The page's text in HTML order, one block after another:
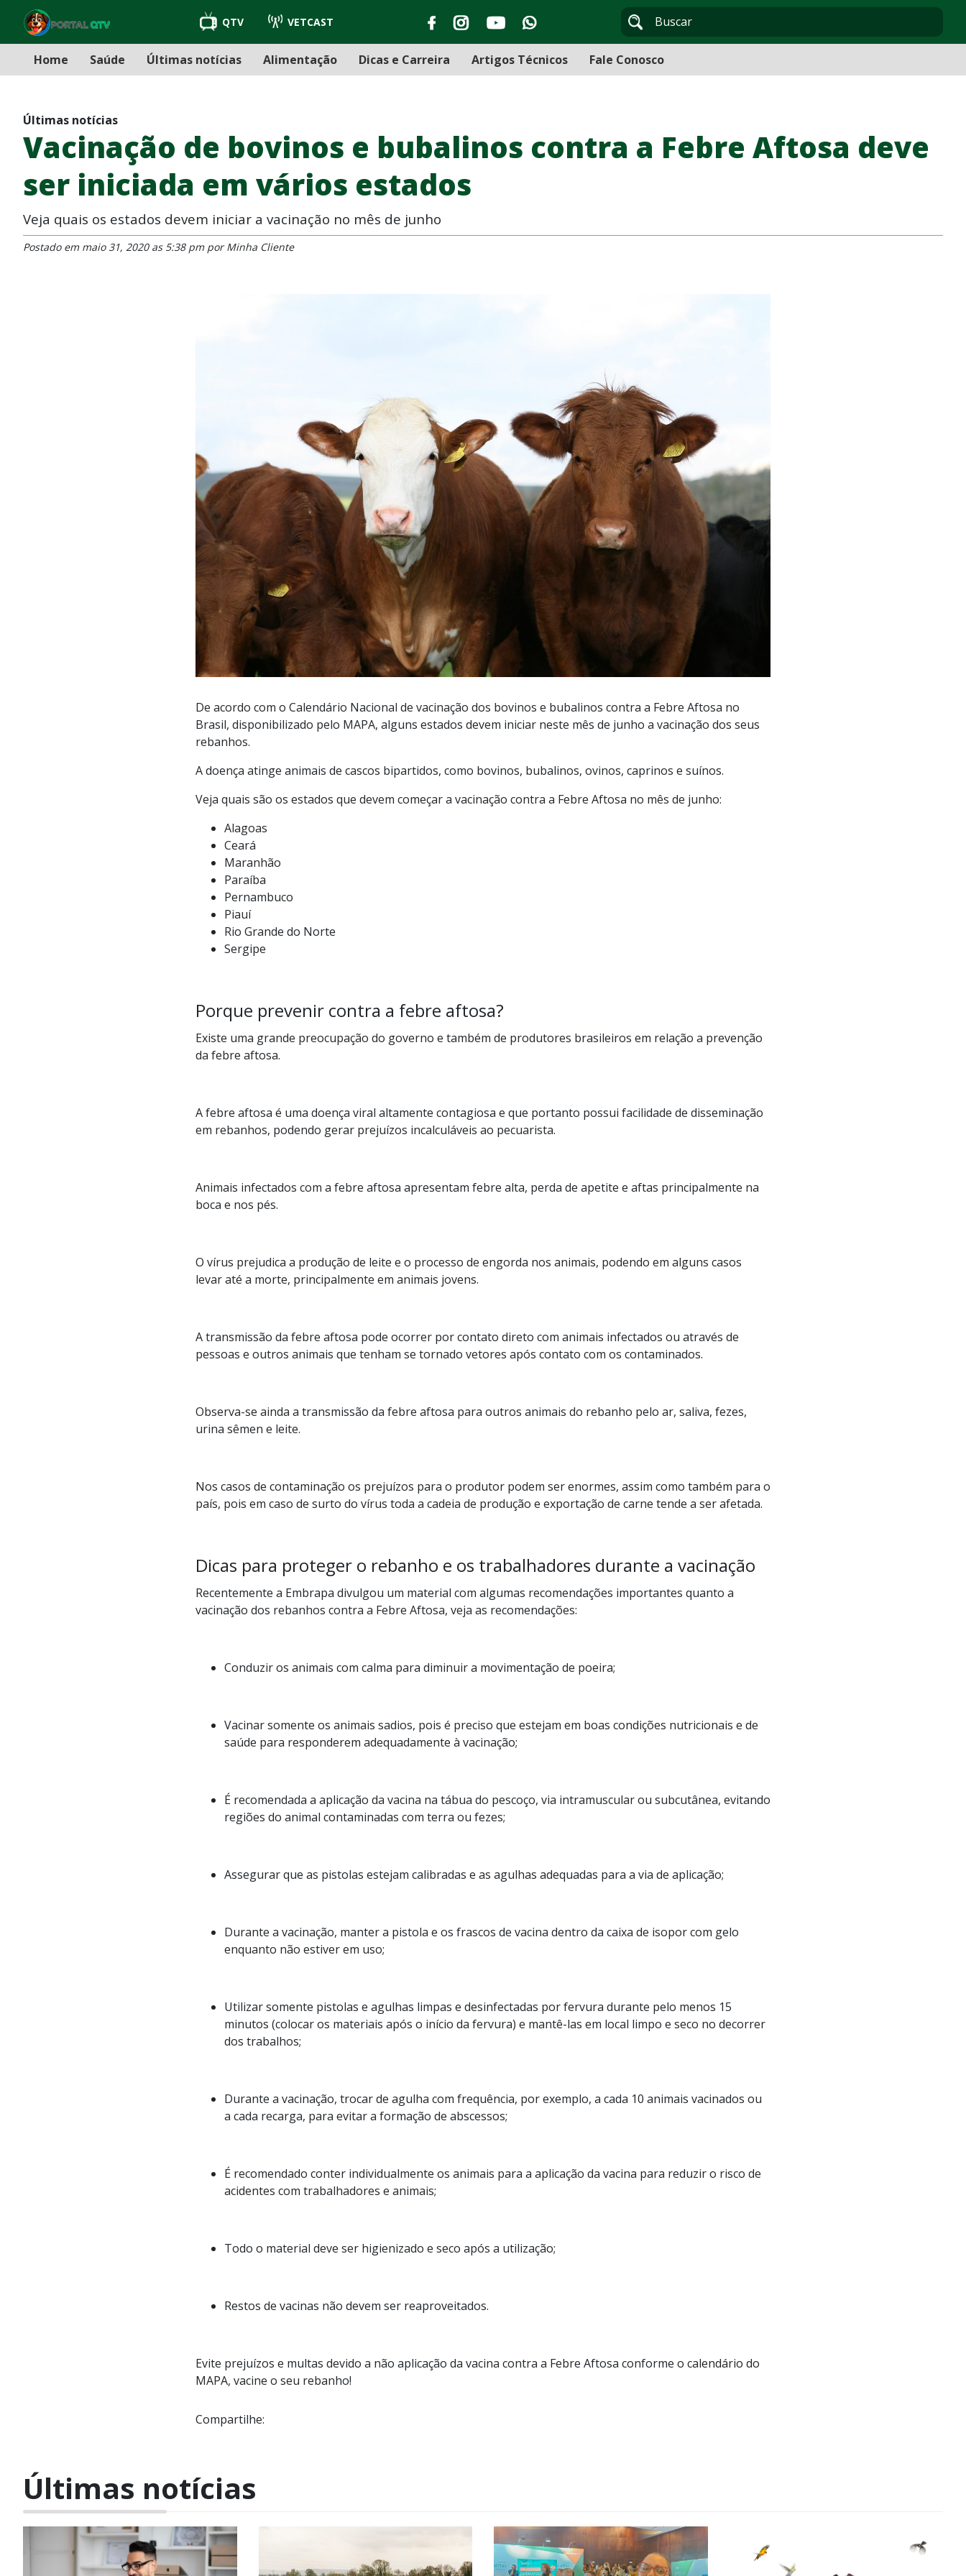
QTV VETCAST
Home Saúde Últimas notícias Alimentação Dicas e Carreira Artigos Técnicos Fale Conosco
Últimas notícias
Vacinação de bovinos e bubalinos contra a Febre Aftosa deve
ser iniciada em vários estados
Veja quais os estados devem iniciar a vacinação no mês de junho
Postado em maio 31, 2020 as 5:38 pm por Minha Cliente
De acordo com o Calendário Nacional de vacinação dos bovinos e bubalinos contra a Febre Aftosa no
Brasil, disponibilizado pelo MAPA, alguns estados devem iniciar neste mês de junho a vacinação dos seus
rebanhos.
A doença atinge animais de cascos bipartidos, como bovinos, bubalinos, ovinos, caprinos e suínos.
Veja quais são os estados que devem começar a vacinação contra a Febre Aftosa no mês de junho:
Alagoas
Ceará
Maranhão
Paraíba
Pernambuco
Piauí
Rio Grande do Norte
Sergipe
Porque prevenir contra a febre aftosa?
Existe uma grande preocupação do governo e também de produtores brasileiros em relação a prevenção
da febre aftosa.
A febre aftosa é uma doença viral altamente contagiosa e que portanto possui facilidade de disseminação
em rebanhos, podendo gerar prejuízos incalculáveis ao pecuarista.
Animais infectados com a febre aftosa apresentam febre alta, perda de apetite e aftas principalmente na
boca e nos pés.
O vírus prejudica a produção de leite e o processo de engorda nos animais, podendo em alguns casos
levar até a morte, principalmente em animais jovens.
A transmissão da febre aftosa pode ocorrer por contato direto com animais infectados ou através de
pessoas e outros animais que tenham se tornado vetores após contato com os contaminados.
Observa-se ainda a transmissão da febre aftosa para outros animais do rebanho pelo ar, saliva, fezes,
urina sêmen e leite.
Nos casos de contaminação os prejuízos para o produtor podem ser enormes, assim como também para o
país, pois em caso de surto do vírus toda a cadeia de produção e exportação de carne tende a ser afetada.
Dicas para proteger o rebanho e os trabalhadores durante a vacinação
Recentemente a Embrapa divulgou um material com algumas recomendações importantes quanto a
vacinação dos rebanhos contra a Febre Aftosa, veja as recomendações:
Conduzir os animais com calma para diminuir a movimentação de poeira;
Vacinar somente os animais sadios, pois é preciso que estejam em boas condições nutricionais e de
saúde para responderem adequadamente à vacinação;
É recomendada a aplicação da vacina na tábua do pescoço, via intramuscular ou subcutânea, evitando
regiões do animal contaminadas com terra ou fezes;
Assegurar que as pistolas estejam calibradas e as agulhas adequadas para a via de aplicação;
Durante a vacinação, manter a pistola e os frascos de vacina dentro da caixa de isopor com gelo
enquanto não estiver em uso;
Utilizar somente pistolas e agulhas limpas e desinfectadas por fervura durante pelo menos 15
minutos (colocar os materiais após o início da fervura) e mantê-las em local limpo e seco no decorrer
dos trabalhos;
Durante a vacinação, trocar de agulha com frequência, por exemplo, a cada 10 animais vacinados ou
a cada recarga, para evitar a formação de abscessos;
É recomendado conter individualmente os animais para a aplicação da vacina para reduzir o risco de
acidentes com trabalhadores e animais;
Todo o material deve ser higienizado e seco após a utilização;
Restos de vacinas não devem ser reaproveitados.
Evite prejuízos e multas devido a não aplicação da vacina contra a Febre Aftosa conforme o calendário do
MAPA, vacine o seu rebanho!
Compartilhe:
Últimas notícias